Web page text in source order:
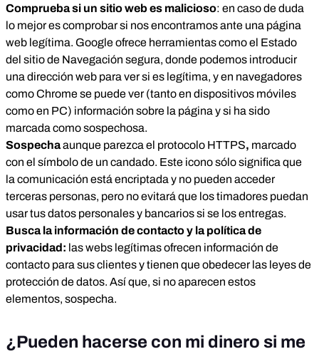
Comprueba si un sitio web es malicioso: en caso de duda
lo mejor es comprobar si nos encontramos ante una página
web legítima. Google ofrece herramientas como el Estado
del sitio de Navegación segura, donde podemos introducir
una dirección web para ver si es legítima, y en navegadores
como Chrome se puede ver (tanto en dispositivos móviles
como en PC) información sobre la página y si ha sido
marcada como sospechosa.
Sospechaaunque parezca el protocolo HTTPS, marcado
con el símbolo de un candado. Este icono sólo significa que
la comunicación está encriptada y no pueden acceder
terceras personas, pero no evitará que los timadores puedan
usar tus datos personales y bancarios si se los entregas.
Busca la información de contacto y la política de
privacidad: las webs legítimas ofrecen información de
contacto para sus clientes y tienen que obedecer las leyes de
protección de datos. Así que, si no aparecen estos
elementos, sospecha.
¿Pueden hacerse con mi dinero si me